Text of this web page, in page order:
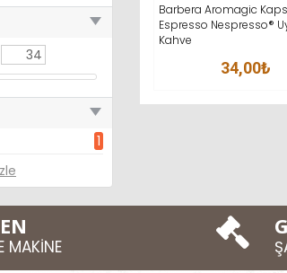
1
Barbera Aromagic
Espresso Nespresso®
Kahve
34,00₺
MAKİNE